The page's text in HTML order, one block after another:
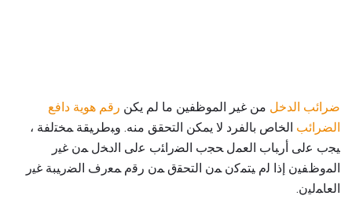
ضرائب الدخل من غير الموظفين ما لم يكن رقم هوية دافع
الضرائب الخاص بالفرد لا يمكن التحقق منه. وﺒطرﻴﻘﺔ ﻤﺨﺘﻟﻔﺔ ،
ﻴﺠب ﻋﻟﯽ أرﺒﺎب اﻟﻌﻤل ﺤﺠب اﻟﻀراﺌب ﻋﻟﯽ اﻟدﺨل ﻤن ﻏﻴر
اﻟﻤوظﻔﻴن إذا ﻟم ﻴﺘﻤﮐن ﻤن اﻟﺘﺤﻘق ﻤن رﻗم ﻤﻌرف اﻟﻀرﻴﺒﺔ ﻏﻴر
اﻟﻌﺎﻤﻟﻴن.